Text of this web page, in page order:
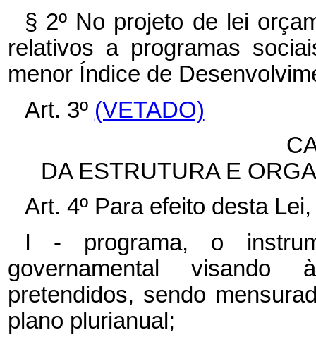
§ 2º No projeto de lei
relativos a programas
menor Índice de
Art. 3º (VETADO)
DA ESTRUTURA E
Art. 4º Para efeito desta
I - programa, o
governamental visando
pretendidos, sendo
plano plurianual;